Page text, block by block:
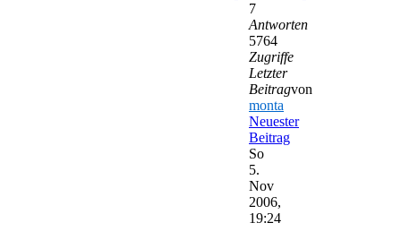
7
Antworten
5764
Zugriffe
Letzter
Beitragvon
monta
Neuester
Beitrag
So
5.
Nov
2006,
19:24